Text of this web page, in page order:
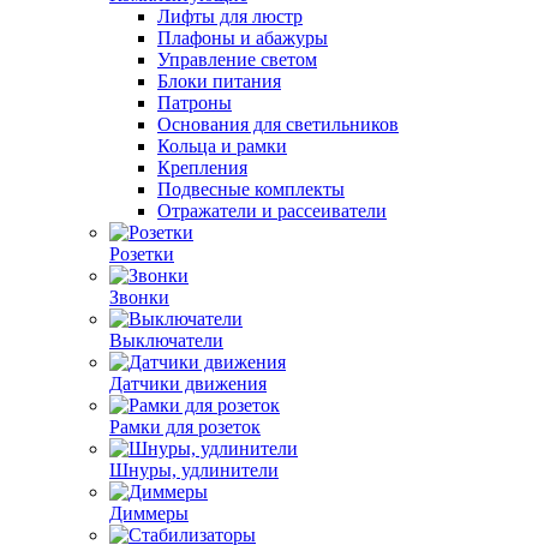
Лифты для люстр
Плафоны и абажуры
Управление светом
Блоки питания
Патроны
Основания для светильников
Кольца и рамки
Крепления
Подвесные комплекты
Отражатели и рассеиватели
Розетки
Звонки
Выключатели
Датчики движения
Рамки для розеток
Шнуры, удлинители
Диммеры